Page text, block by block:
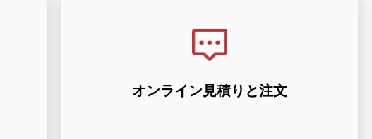
オンライン見積りと注文
価格がリアルタイムで即時に表示されます。精